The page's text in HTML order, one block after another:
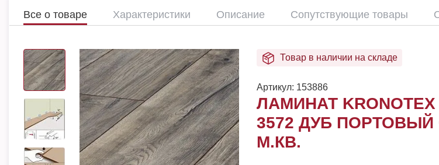
Все о товаре Характеристики Описание Сопутствующие товары
Товар в наличии на складе
Артикул: 153886
ЛАМИНАТ KRONOTEX
3572 ДУБ
М.КВ.